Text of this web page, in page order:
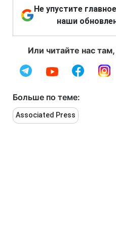
Не упустите
наши
Или читайте нас
Больше по теме:
Associated Press